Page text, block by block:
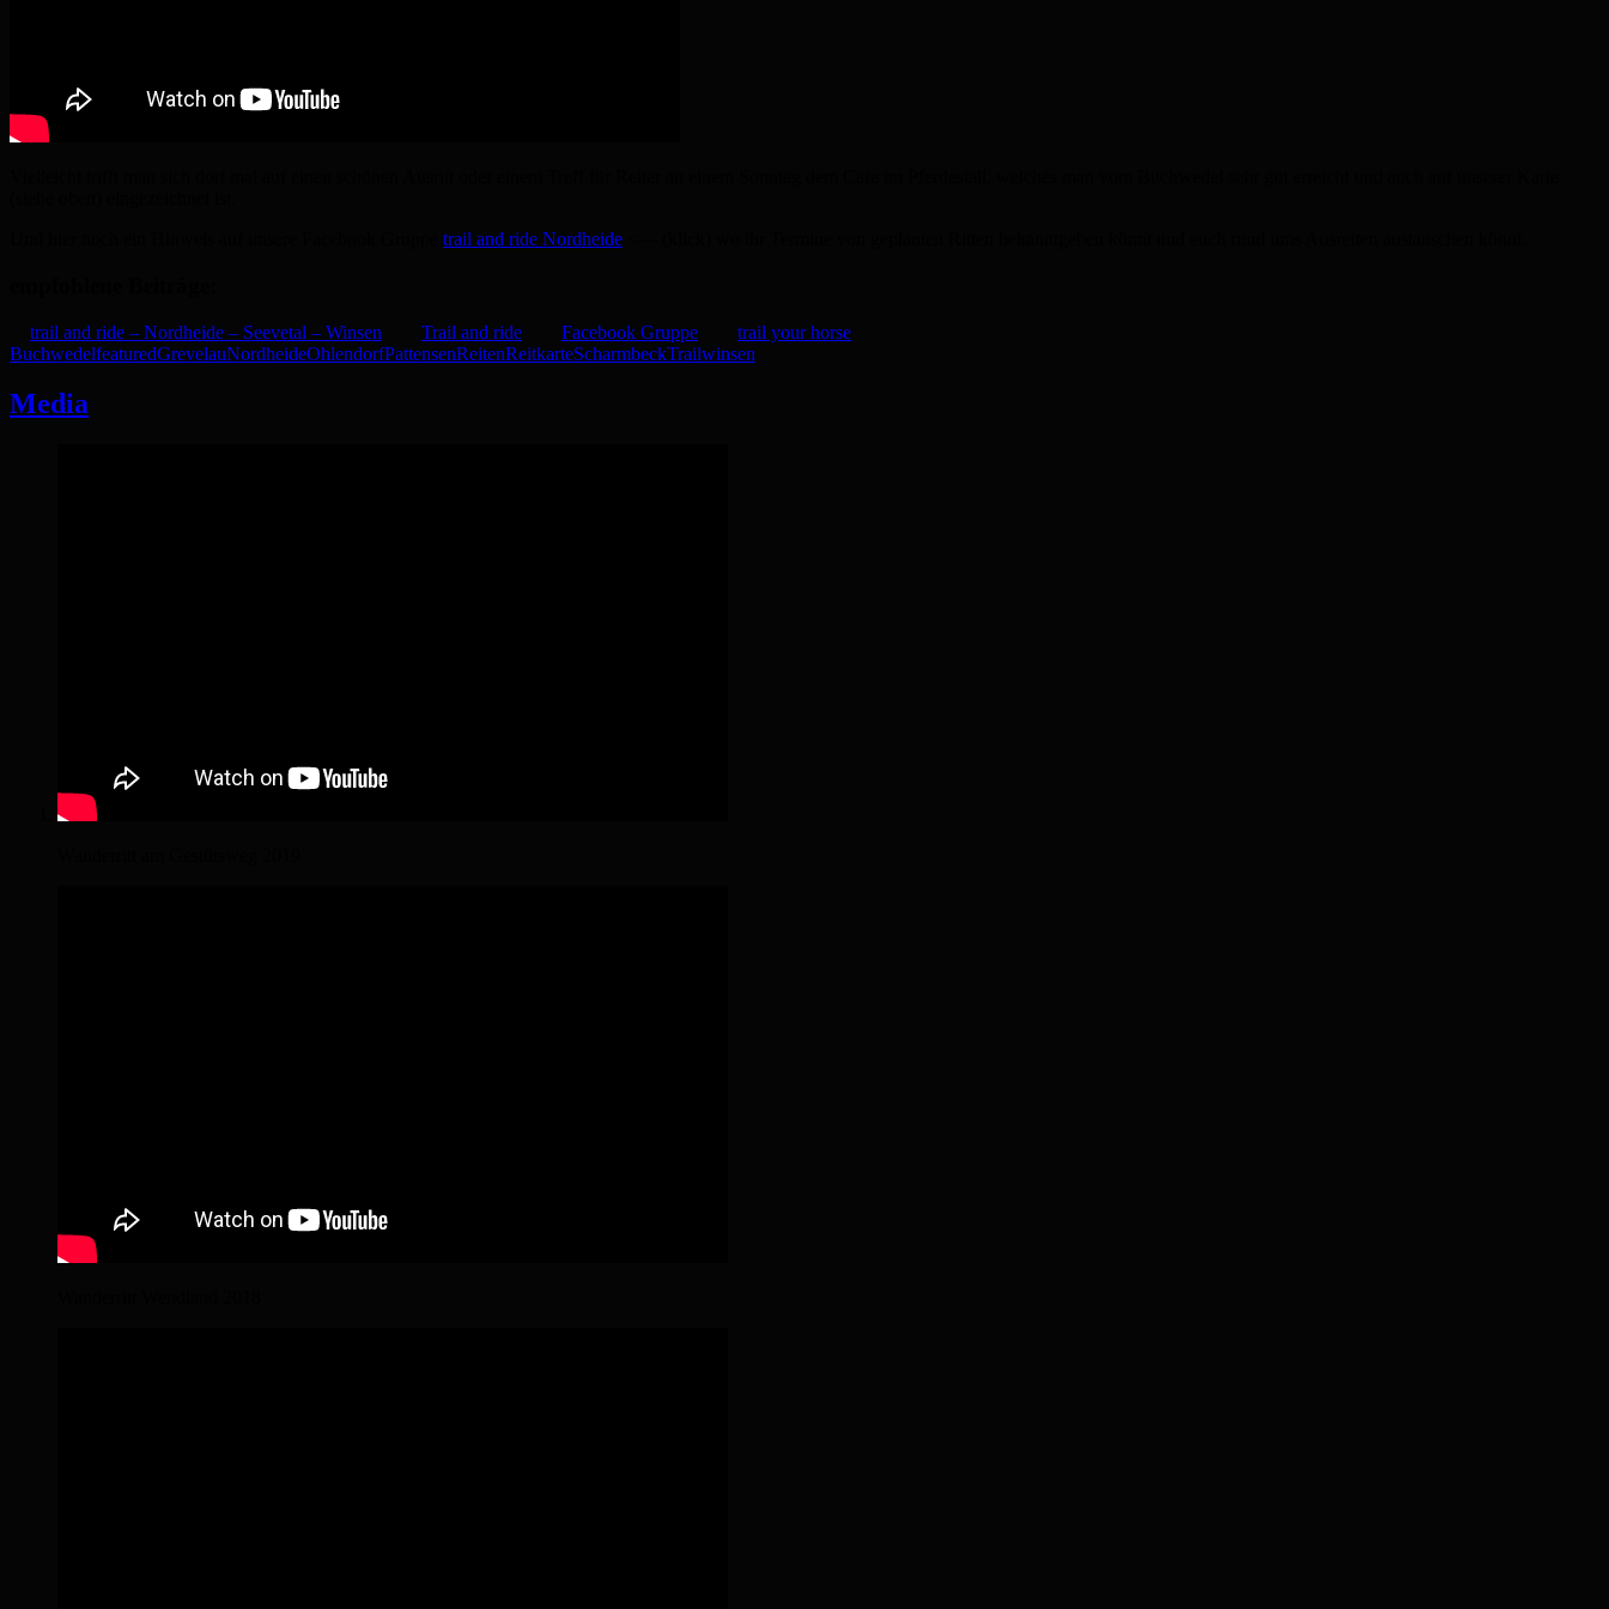
trail and ride Nordheide
trail and ride – Nordheide – Seevetal – Winsen Trail and ride Facebook Gruppe
trail your horse
BuchwedelfeaturedGrevelauNordheideOhlendorfPattensenReitenReitkarteScharmbeckTrailwinsen
Media